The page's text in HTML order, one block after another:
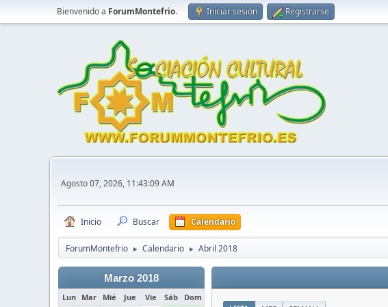
Bienvenido a ForumMontefrio. Iniciar sesión Registrarse
Agosto 07, 2026, 11:43:09 AM
Inicio Buscar Calendario
ForumMontefrio ► Calendario ► Abril 2018
Marzo 2018
Lun Mar Mié Jue Vie Sáb Dom